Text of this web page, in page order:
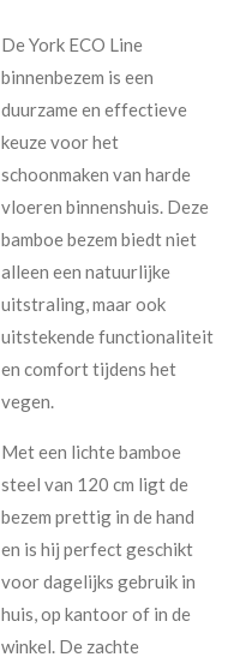
De York ECO Line
binnenbezem is een
duurzame en effectieve
keuze voor het
schoonmaken van harde
vloeren binnenshuis. Deze
bamboe bezem biedt niet
alleen een natuurlijke
uitstraling, maar ook
uitstekende functionaliteit
en comfort tijdens het
vegen.
Met een lichte bamboe
steel van 120 cm ligt de
bezem prettig in de hand
en is hij perfect geschikt
voor dagelijks gebruik in
huis, op kantoor of in de
winkel. De zachte